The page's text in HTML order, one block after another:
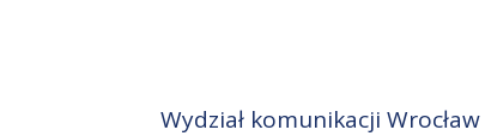
Wydział komunikacji Wrocław